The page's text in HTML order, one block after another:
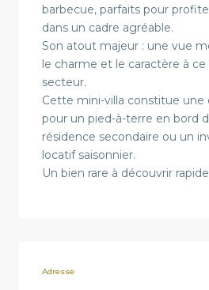
barbecue, parfaits pour
dans un cadre agréable.
Son atout majeur : une vue
le charme et le caractère à ce
secteur.
Cette mini-villa constitue une
pour un pied-à-terre en bord
résidence secondaire ou un
locatif saisonnier.
Un bien rare à découvrir
Adresse